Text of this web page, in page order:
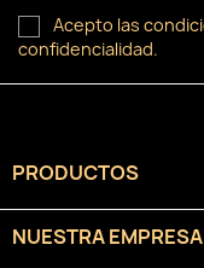
Acepto las
confidencialidad.
PRODUCTOS
NUESTRA EMPRESA